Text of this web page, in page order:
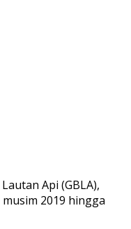
Api (GBLA),
2019 hingga